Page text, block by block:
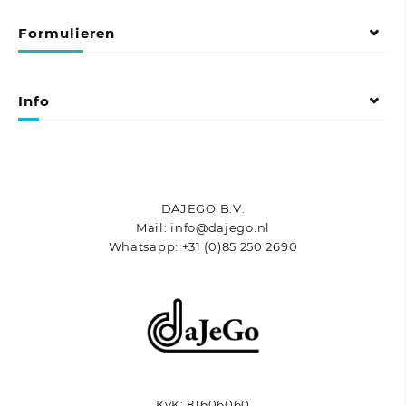
Formulieren
Info
DAJEGO B.V.
Mail: info@dajego.nl
Whatsapp: +31 (0)85 250 2690